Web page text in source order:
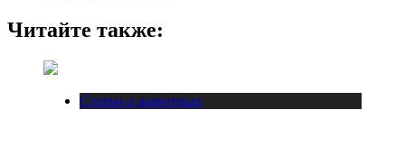
Читайте также:
Статьи о животных